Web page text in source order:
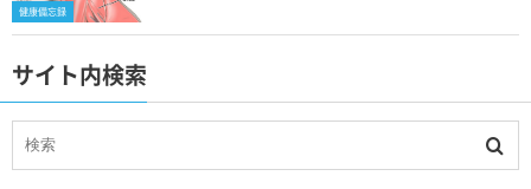
健康備忘録
サイト内検索